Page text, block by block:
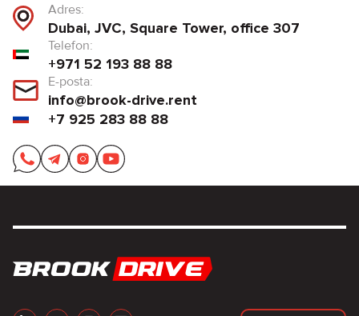
Adres:
Dubai, JVC, Square Tower, office 307
Telefon:
+971 52 193 88 88
E-posta:
info@brook-drive.rent
+7 925 283 88 88